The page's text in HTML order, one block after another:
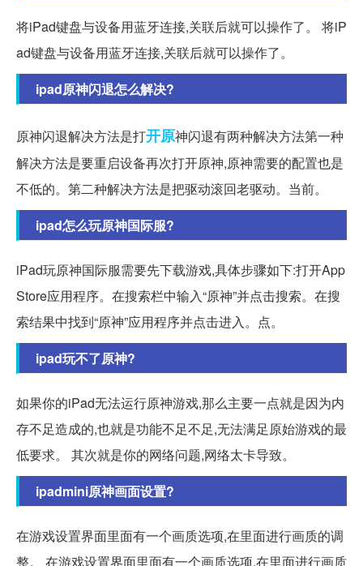
将iPad键盘与设备用蓝牙连接,关联后就可以操作了。 将iP
ad键盘与设备用蓝牙连接,关联后就可以操作了。
ipad原神闪退怎么解决?
原神闪退解决方法是打开原神闪退有两种解决方法第一种
解决方法是要重启设备再次打开原神,原神需要的配置也是
不低的。第二种解决方法是把驱动滚回老驱动。当前。
ipad怎么玩原神国际服?
iPad玩原神国际服需要先下载游戏,具体步骤如下:打开App
Store应用程序。在搜索栏中输入“原神”并点击搜索。在搜
索结果中找到“原神”应用程序并点击进入。点。
ipad玩不了原神?
如果你的iPad无法运行原神游戏,那么主要一点就是因为内
存不足造成的,也就是功能不足不足,无法满足原始游戏的最
低要求。 其次就是你的网络问题,网络太卡导致。
ipadmini原神画面设置?
在游戏设置界面里面有一个画质选项,在里面进行画质的调
整。 在游戏设置界面里面有一个画质选项,在里面进行画质